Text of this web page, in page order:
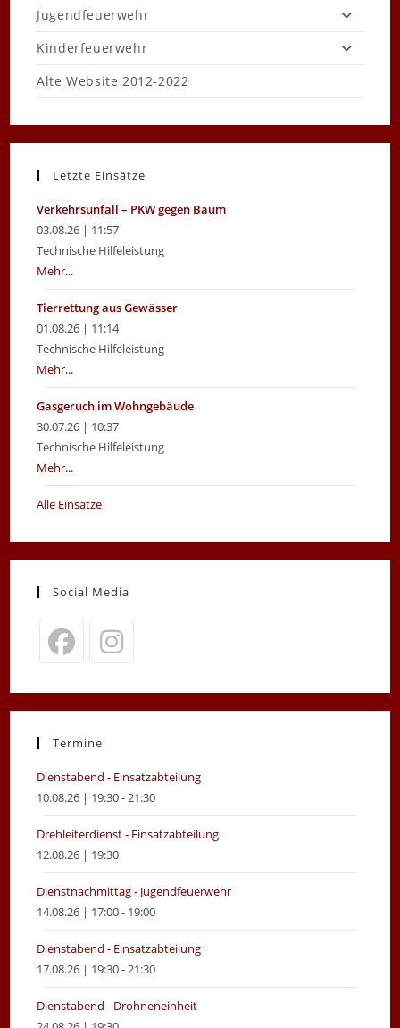
Jugendfeuerwehr
Kinderfeuerwehr
Alte Website 2012-2022
Letzte Einsätze
Verkehrsunfall – PKW gegen Baum
03.08.26 | 11:57
Technische Hilfeleistung
Mehr...
Tierrettung aus Gewässer
01.08.26 | 11:14
Technische Hilfeleistung
Mehr...
Gasgeruch im Wohngebäude
30.07.26 | 10:37
Technische Hilfeleistung
Mehr...
Alle Einsätze
Social Media
Termine
Dienstabend - Einsatzabteilung
10.08.26 | 19:30 - 21:30
Drehleiterdienst - Einsatzabteilung
12.08.26 | 19:30
Dienstnachmittag - Jugendfeuerwehr
14.08.26 | 17:00 - 19:00
Dienstabend - Einsatzabteilung
17.08.26 | 19:30 - 21:30
Dienstabend - Drohneneinheit